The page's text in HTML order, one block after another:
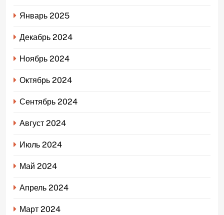
Январь 2025
Декабрь 2024
Ноябрь 2024
Октябрь 2024
Сентябрь 2024
Август 2024
Июль 2024
Май 2024
Апрель 2024
Март 2024